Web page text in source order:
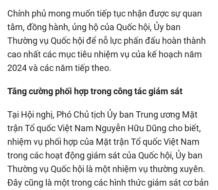
Chính phủ mong muốn tiếp tục nhận được sự quan
tâm, đồng hành, ủng hộ của Quốc hội, Ủy ban
Thường vụ Quốc hội để nỗ lực phấn đấu hoàn thành
cao nhất các mục tiêu nhiệm vụ của kế hoạch năm
2024 và các năm tiếp theo.
Tăng cường phối hợp trong công tác giám sát
Tại Hội nghị, Phó Chủ tịch Ủy ban Trung ương Mặt
trận Tổ quốc Việt Nam Nguyễn Hữu Dũng cho biết,
nhiệm vụ phối hợp của Mặt trận Tổ quốc Việt Nam
trong các hoạt động giám sát của Quốc hội, Ủy ban
Thường vụ Quốc hội là một nhiệm vụ thường xuyên.
Đây cũng là một trong các hình thức giám sát cơ bản